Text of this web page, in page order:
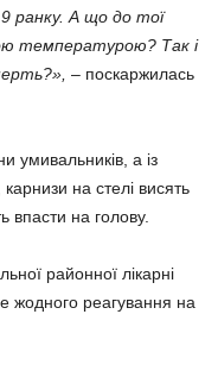
9 ранку. А що до тої
температурою? Так і
– поскаржилась
умивальників, а із
карнизи на стелі висять
впасти на голову.
районної лікарні
жодного реагування на